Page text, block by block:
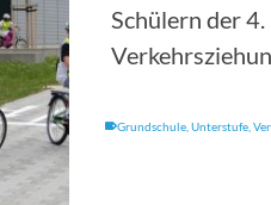
Schülern der
Grundschule, Unterstufe,